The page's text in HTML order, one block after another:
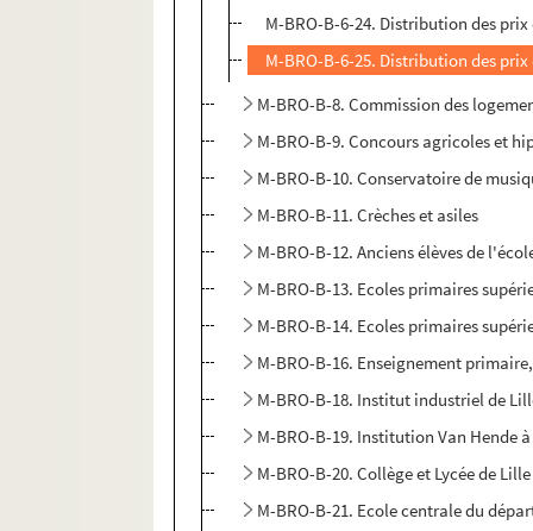
M-BRO-B-6-24. Distribution des
M-BRO-B-6-25. Distribution des
M-BRO-B-8. Commission des
M-BRO-B-9. Concours agricoles et
M-BRO-B-10. Conservatoire de
M-BRO-B-11. Crèches et asiles
M-BRO-B-12. Anciens élèves de
M-BRO-B-13. Ecoles primaires
M-BRO-B-14. Ecoles primaires
M-BRO-B-16. Enseignement
M-BRO-B-18. Institut industriel de
M-BRO-B-19. Institution Van Hende
M-BRO-B-20. Collège et Lycée de Lille
M-BRO-B-21. Ecole centrale du